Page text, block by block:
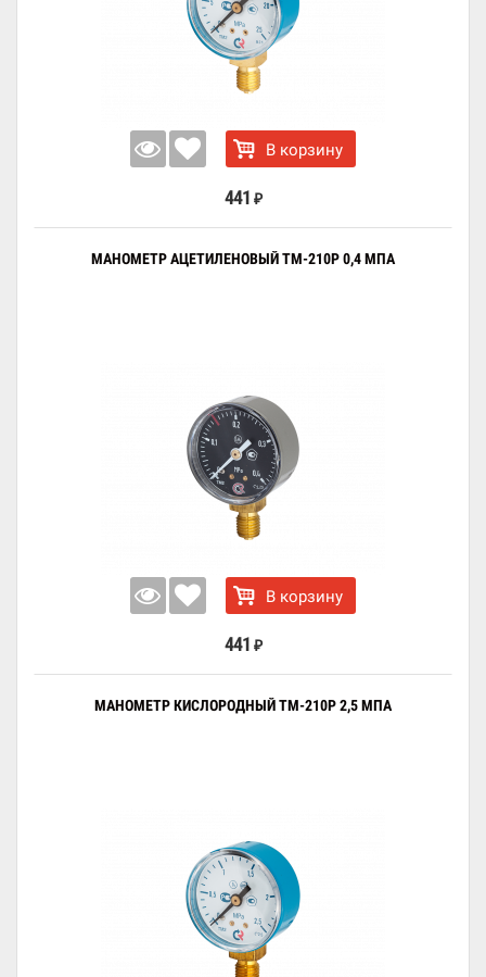
В корзину
441 ₽
МАНОМЕТР АЦЕТИЛЕНОВЫЙ ТМ-210Р 0,4 МПА
В корзину
441 ₽
МАНОМЕТР КИСЛОРОДНЫЙ ТМ-210Р 2,5 МПА